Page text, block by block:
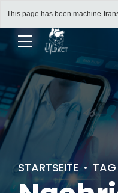
This page has been machine-
STARTSEITE TAG